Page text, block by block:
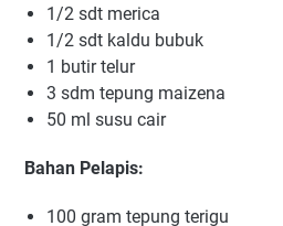
1/2 sdt merica
1/2 sdt kaldu bubuk
1 butir telur
3 sdm tepung maizena
50 ml susu cair
Bahan Pelapis:
100 gram tepung terigu